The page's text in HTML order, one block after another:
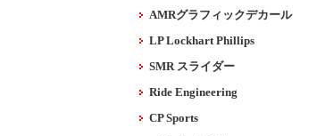
AMRグラフィックデカール
LP Lockhart Phillips
SMR スライダー
Ride Engineering
CP Sports